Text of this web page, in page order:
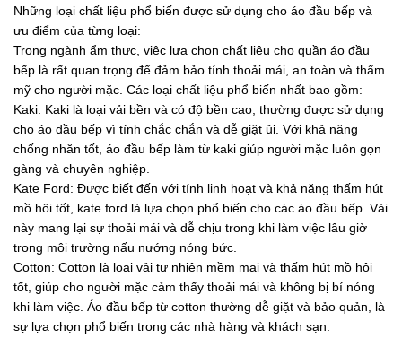
Những loại chất liệu phổ biến được sử dụng cho áo đầu bếp và
ưu điểm của từng loại:
Trong ngành ẩm thực, việc lựa chọn chất liệu cho quần áo đầu
bếp là rất quan trọng để đảm bảo tính thoải mái, an toàn và thẩm
mỹ cho người mặc. Các loại chất liệu phổ biến nhất bao gồm:
Kaki: Kaki là loại vải bền và có độ bền cao, thường được sử dụng
cho áo đầu bếp vì tính chắc chắn và dễ giặt ủi. Với khả năng
chống nhăn tốt, áo đầu bếp làm từ kaki giúp người mặc luôn gọn
gàng và chuyên nghiệp.
Kate Ford: Được biết đến với tính linh hoạt và khả năng thấm hút
mồ hôi tốt, kate ford là lựa chọn phổ biến cho các áo đầu bếp. Vải
này mang lại sự thoải mái và dễ chịu trong khi làm việc lâu giờ
trong môi trường nấu nướng nóng bức.
Cotton: Cotton là loại vải tự nhiên mềm mại và thấm hút mồ hôi
tốt, giúp cho người mặc cảm thấy thoải mái và không bị bí nóng
khi làm việc. Áo đầu bếp từ cotton thường dễ giặt và bảo quản, là
sự lựa chọn phổ biến trong các nhà hàng và khách sạn.